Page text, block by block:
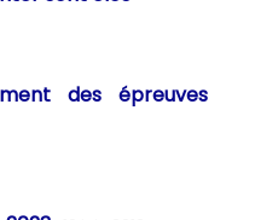
des épreuves